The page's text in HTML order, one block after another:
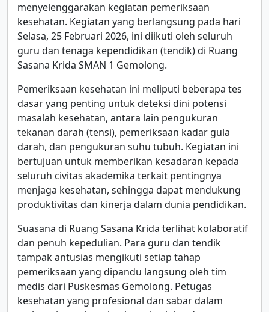
menyelenggarakan kegiatan pemeriksaan
kesehatan. Kegiatan yang berlangsung pada hari
Selasa, 25 Februari 2026, ini diikuti oleh seluruh
guru dan tenaga kependidikan (tendik) di Ruang
Sasana Krida SMAN 1 Gemolong.
Pemeriksaan kesehatan ini meliputi beberapa tes
dasar yang penting untuk deteksi dini potensi
masalah kesehatan, antara lain pengukuran
tekanan darah (tensi), pemeriksaan kadar gula
darah, dan pengukuran suhu tubuh. Kegiatan ini
bertujuan untuk memberikan kesadaran kepada
seluruh civitas akademika terkait pentingnya
menjaga kesehatan, sehingga dapat mendukung
produktivitas dan kinerja dalam dunia pendidikan.
Suasana di Ruang Sasana Krida terlihat kolaboratif
dan penuh kepedulian. Para guru dan tendik
tampak antusias mengikuti setiap tahap
pemeriksaan yang dipandu langsung oleh tim
medis dari Puskesmas Gemolong. Petugas
kesehatan yang profesional dan sabar dalam